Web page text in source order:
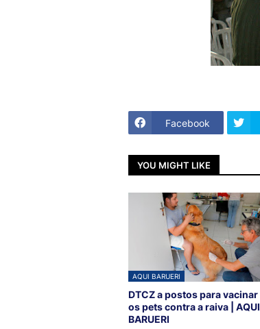
Facebook
YOU MIGHT LIKE
AQUI BARUERI
DTCZ a postos para vacinar
os pets contra a raiva | AQUI
BARUERI